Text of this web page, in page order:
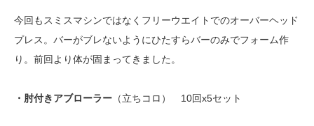
今回もスミスマシンではなくフリーウエイトでのオーバーヘッド
プレス。バーがブレないようにひたすらバーのみでフォーム作
り。前回より体が固まってきました。
・肘付きアブローラー （立ちコロ） 10回x5セット